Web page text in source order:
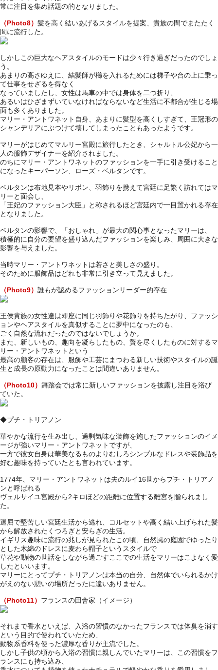
常に注目を集め話題の的となりました。
（Photo8） 髪を高く結いあげるスタイルを提案、貴族の間でまたたく
間に流行した。
しかしこの巨大なヘアスタイルのモードは少々行き過ぎだったのでしょ
う。
あまりの高さゆえに、結髪師が櫛を入れるためには梯子や台の上に乗っ
て仕事をせざるを得なく
なっていましたし、女性は馬車の中では身体を二つ折り、
あるいはひざまずいていなければならないなど生活に不都合が生じる場
面も多くありました。
マリー・アントワネット自身、あまりに髪型を高くしすぎて、王冠形の
シャンデリアにぶつけて壊してしまったこともあったようです。
マリーがはじめてマルリー宮殿に旅行したとき、シャルトル公妃から一
人の服飾デザイナーを紹介されました。
のちにマリー・アントワネットのファッションを一手に引き受けること
になったキーパーソン、ローズ・ベルタンです。
ベルタンは布地見本やリボン、羽飾りを携えて宮廷に足繁く訪れてはマ
リーと面会し、
「王妃のファッション大臣」と称されるほど宮廷内で一目置かれる存在
となりました。
ベルタンの影響で、「おしゃれ」が最大の関心事となったマリーは、
積極的に自分の要望を盛り込んだファッションを楽しみ、周囲に大きな
影響を与えました。
当時マリー・アントワネットは若さと美しさの盛り。
そのために服飾品はどれも非常に引き立って見えました。
（Photo9） 誰もが認めるファッションリーダー的存在
王侯貴族の女性達は即座に同じ羽飾りや花飾りを持ちたがり、ファッシ
ョンやヘアスタイルを真似することに夢中になったのも、
ごく自然な流れだったのではないでしょうか。
また、新しいもの、趣向を凝らしたもの、贅を尽くしたものに対するマ
リー・アントワネットという
最高の顧客の存在は、服飾や工芸にまつわる新しい技術やスタイルの誕
生と成長の原動力になったことは間違いありません。
（Photo10） 舞踏会では常に新しいファッションを披露し注目を浴び
ていた。
◆プチ・トリアノン
華やかな流行を生み出し、過剰気味な装飾を施したファッションのイメ
ージが強いマリー・アントワネットですが、
一方で彼女自身は華美なるものよりむしろシンプルなドレスや装飾品を
好む趣味を持っていたとも言われています。
1774年、マリー・アントワネットは夫のルイ16世からプチ・トリアノ
ンと呼ばれる
ヴェルサイユ宮殿から2キロほどの距離に位置する離宮を贈られまし
た。
退屈で堅苦しい宮廷生活から逃れ、コルセットや高く結い上げられた髪
から解放されたくつろぎと安らぎの生活。
イギリス趣味に流行の兆しが見られたこの頃、自然風の庭園でゆったり
とした木綿のドレスに麦わら帽子というスタイルで
草花や動物の世話をしながら過ごすここでの生活をマリーはこよなく愛
したといいます。
マリーにとってプチ・トリアノンは本当の自分、自然体でいられるかけ
がえのない憩いの場所だったに違いありません。
（Photo11） フランスの田舎家（イメージ）
それまで香水といえば、入浴の習慣のなかったフランスでは体臭を消す
という目的で使われていたため、
動物系香料を使った濃厚な香りが主流でした。
しかし子供の頃から入浴の習慣に親しんでいたマリーは、この習慣をフ
ランスにも持ち込み、